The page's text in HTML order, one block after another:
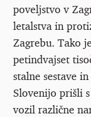
poveljstvo v
letalstva in
Zagrebu. Tako
petindvajset
stalne sestave
Slovenijo prišli
vozil različne